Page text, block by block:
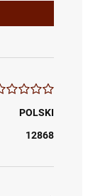
POLSKI
12868